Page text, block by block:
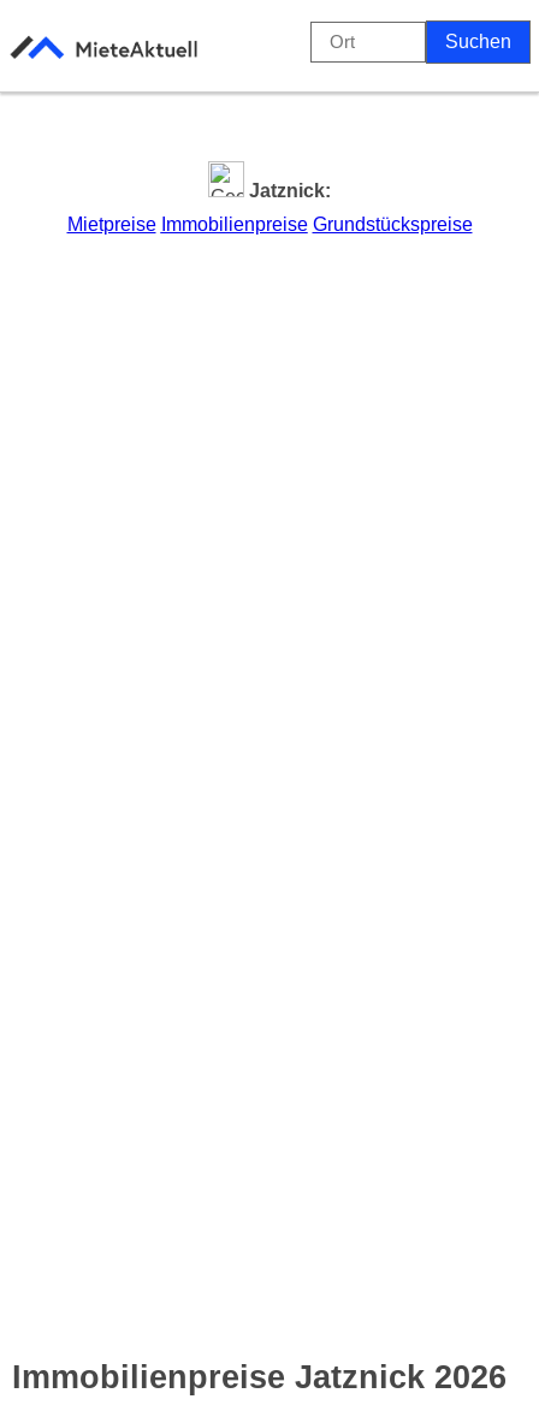
Jatznick:
Mietpreise Immobilienpreise Grundstückspreise
Immobilienpreise Jatznick 2026